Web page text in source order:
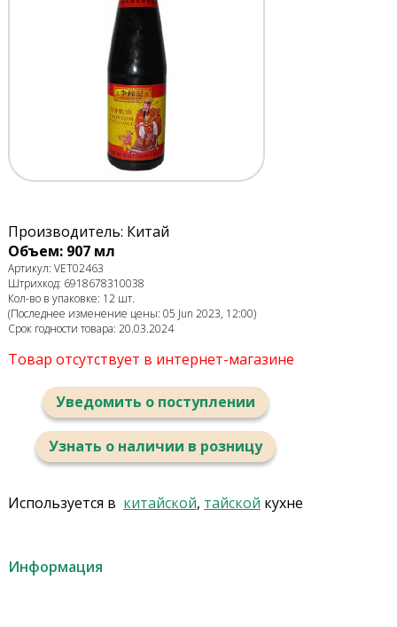
Производитель: Китай
Объем: 907 мл
Артикул: VET02463
Штрихкод: 6918678310038
Кол-во в упаковке: 12 шт.
(Последнее изменение цены: 05 Jun 2023, 12:00)
Срок годности товара: 20.03.2024
Товар отсутствует в интернет-магазине
Уведомить о поступлении
Узнать о наличии в розницу
Используется в китайской, тайской кухне
Информация